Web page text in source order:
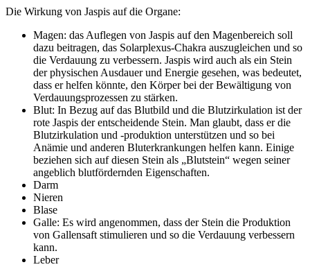
Die Wirkung von Jaspis auf die Organe:
Magen: das Auflegen von Jaspis auf den Magenbereich soll
dazu beitragen, das Solarplexus-Chakra auszugleichen und so
die Verdauung zu verbessern. Jaspis wird auch als ein Stein
der physischen Ausdauer und Energie gesehen, was bedeutet,
dass er helfen könnte, den Körper bei der Bewältigung von
Verdauungsprozessen zu stärken.
Blut: In Bezug auf das Blutbild und die Blutzirkulation ist der
rote Jaspis der entscheidende Stein. Man glaubt, dass er die
Blutzirkulation und -produktion unterstützen und so bei
Anämie und anderen Bluterkrankungen helfen kann. Einige
beziehen sich auf diesen Stein als „Blutstein“ wegen seiner
angeblich blutfördernden Eigenschaften.
Darm
Nieren
Blase
Galle: Es wird angenommen, dass der Stein die Produktion
von Gallensaft stimulieren und so die Verdauung verbessern
kann.
Leber